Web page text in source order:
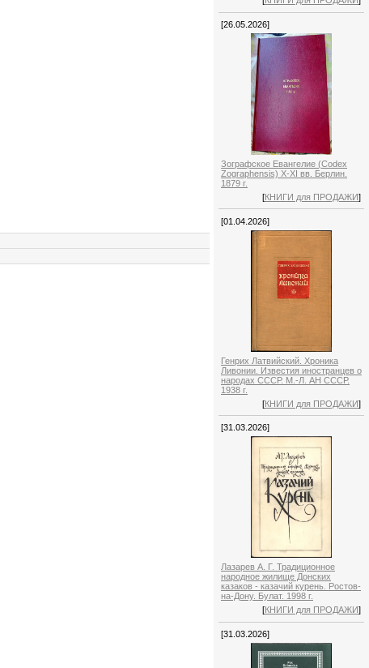
[26.05.2026]
Зографское Евангелие (Codex
Zographensis) X-XI вв. Берлин.
1879 г.
[КНИГИ для ПРОДАЖИ]
[01.04.2026]
Генрих Латвийский. Хроника
Ливонии. Известия иностранцев о
народах СССР. М.-Л. АН СССР.
1938 г.
[КНИГИ для ПРОДАЖИ]
[31.03.2026]
Лазарев А. Г. Традиционное
народное жилище Донских
казаков - казачий курень. Ростов-
на-Дону. Булат. 1998 г.
[КНИГИ для ПРОДАЖИ]
[31.03.2026]